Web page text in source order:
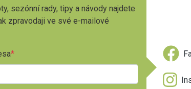
sezónní rady, tipy a návody najdete
zpravodaji ve své e-mailové